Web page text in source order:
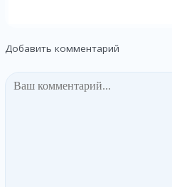
Добавить комментарий